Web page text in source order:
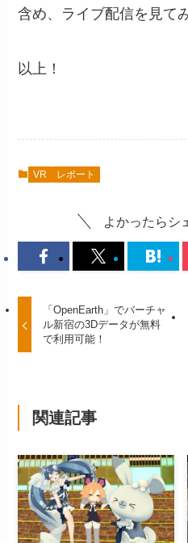
含め、ライブ配信を見て
以上！
VR レポート
よかったらシ
「OpenEarth」でバーチャ
ル新宿の3Dデータが無料
で利用可能！
関連記事